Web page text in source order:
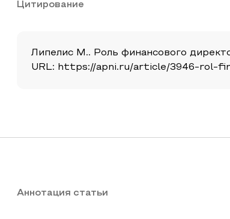
Цитирование
Липелис М.. Роль финансового
URL: https://apni.ru/article/3946-rol-
Аннотация статьи